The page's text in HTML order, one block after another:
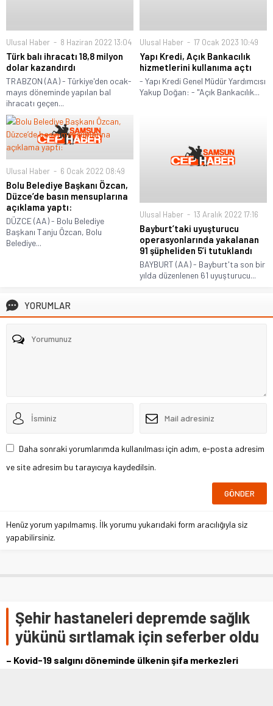
Ulusal Haber 8 Haziran 2022 13:04
Türk balı ihracatı 18,8 milyon
dolar kazandırdı
TRABZON (AA) - Türkiye'den ocak-
mayıs döneminde yapılan bal
ihracatı geçen...
Ulusal Haber 17 Ocak 2023 10:49
Yapı Kredi, Açık Bankacılık
hizmetlerini kullanıma açtı
- Yapı Kredi Genel Müdür Yardımcısı
Yakup Doğan: - "Açık Bankacılık...
Ulusal Haber 6 Ocak 2022 08:49
Bolu Belediye Başkanı Özcan,
Düzce’de basın mensuplarına
açıklama yaptı:
DÜZCE (AA) - Bolu Belediye
Başkanı Tanju Özcan, Bolu
Belediye...
Ulusal Haber 13 Aralık 2022 17:16
Bayburt’taki uyuşturucu
operasyonlarında yakalanan
91 şüpheliden 5’i tutuklandı
BAYBURT (AA) - Bayburt'ta son bir
yılda düzenlenen 61 uyuşturucu...
YORUMLAR
Daha sonraki yorumlarımda kullanılması için adım, e-posta adresim
ve site adresim bu tarayıcıya kaydedilsin.
Henüz yorum yapılmamış. İlk yorumu yukarıdaki form aracılığıyla siz
yapabilirsiniz.
Şehir hastaneleri depremde sağlık
yükünü sırtlamak için seferber oldu
– Kovid-19 salgını döneminde ülkenin şifa merkezleri